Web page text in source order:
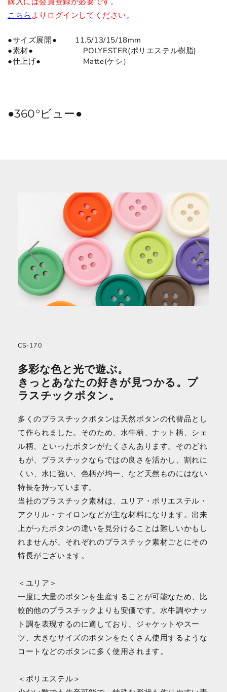
こちら よりログインしてください。
●サイズ展開● 11.5/13/15/18mm
●素材● POLYESTER(ポリエステル樹脂)
●仕上げ● Matte(ケシ）
●360°ビュー●
CS-170
多彩な色と光で遊ぶ。
きっとあなたの好きが見つかる。プ
ラスチックボタン。
多くのプラスチックボタンは天然ボタンの代替品とし
て作られました。そのため、水牛柄、ナット柄、シェ
ル柄、といったボタンがたくさんあります。そのどれ
もが、プラスチックならではの良さを活かし、割れに
くい、水に強い、色柄が均一、など天然ものにはない
特長を持っています。
当社のプラスチック素材は、ユリア・ポリエステル・
アクリル・ナイロンなどが主な材料になります。出来
上がったボタンの違いを見分けることは難しいかもし
れませんが、それぞれのプラスチック素材ごとにその
特長がございます。
＜ユリア＞
一度に大量のボタンを生産することが可能なため、比
較的他のプラスチックよりも安価です。水牛調やナッ
ト調を表現するのに適しており、ジャケットやスー
ツ、大きなサイズのボタンをたくさん使用するような
コートなどのボタンに多く使用されます。
＜ポリエステル＞